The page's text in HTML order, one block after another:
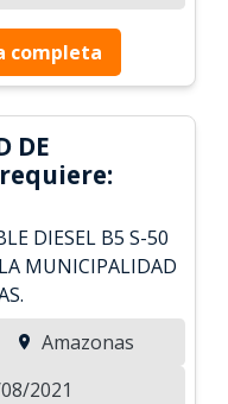
completa
DE
requiere:
DIESEL B5 S-50
MUNICIPALIDAD
Amazonas
2021